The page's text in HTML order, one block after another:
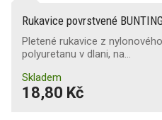
Rukavice povrstvené
Pletené rukavice z
polyuretanu v dlani, na…
Skladem
18,80 Kč